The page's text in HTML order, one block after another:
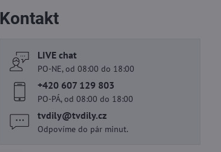
Kontakt
LIVE chat
PO-NE, od 08:00 do 18:00
+420 607 129 803
PO-PÁ, od 08:00 do 18:00
tvdily​@tvdily​.cz
Odpovíme do pár minut.